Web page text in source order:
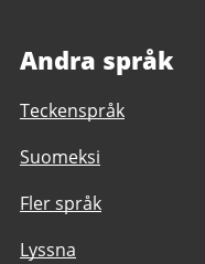
Andra språk
Teckenspråk
Suomeksi
Fler språk
Lyssna